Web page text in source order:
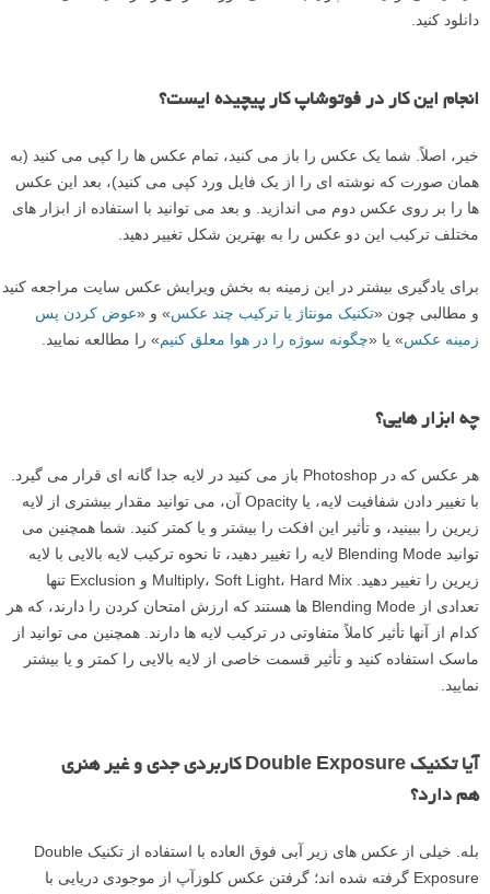
دانلود کنید.
انجام این کار در فوتوشاپ کار پیچیده ایست؟
خیر، اصلاً. شما یک عکس را باز می کنید، تمام عکس ها را کپی می کنید (به
همان صورت که نوشته ای را از یک فایل ورد کپی می کنید)، بعد این عکس
ها را بر روی عکس دوم می اندازید. و بعد می توانید با استفاده از ابزار های
مختلف ترکیب این دو عکس را به بهترین شکل تغییر دهید.
برای یادگیری بیشتر در این زمینه به بخش ویرایش عکس سایت مراجعه کنید
و مطالبی چون «تکنیک مونتاژ یا ترکیب چند عکس» و «عوض کردن پس
زمینه عکس» یا «چگونه سوژه را در هوا معلق کنیم» را مطالعه نمایید.
چه ابزار هایی؟
هر عکس که در Photoshop باز می کنید در لایه جدا گانه ای قرار می گیرد.
با تغییر دادن شفافیت لایه، یا Opacity آن، می توانید مقدار بیشتری از لایه
زیرین را ببینید، و تأثیر این افکت را بیشتر و یا کمتر کنید. شما همچنین می
توانید Blending Mode لایه را تغییر دهید، تا نحوه ترکیب لایه بالایی با لایه
زیرین را تغییر دهید. Multiply، Soft Light، Hard Mix و Exclusion تنها
تعدادی از Blending Mode ها هستند که ارزش امتحان کردن را دارند، که هر
کدام از آنها تأثیر کاملاً متفاوتی در ترکیب لایه ها دارند. همچنین می توانید از
ماسک استفاده کنید و تأثیر قسمت خاصی از لایه بالایی را کمتر و یا بیشتر
نمایید.
آیا تکنیک Double Exposure کاربردی جدی و غیر هنری
هم دارد؟
بله. خیلی از عکس های زیر آبی فوق العاده با استفاده از تکنیک Double
Exposure گرفته شده اند؛ گرفتن عکس کلوزآپ از موجودی دریایی با